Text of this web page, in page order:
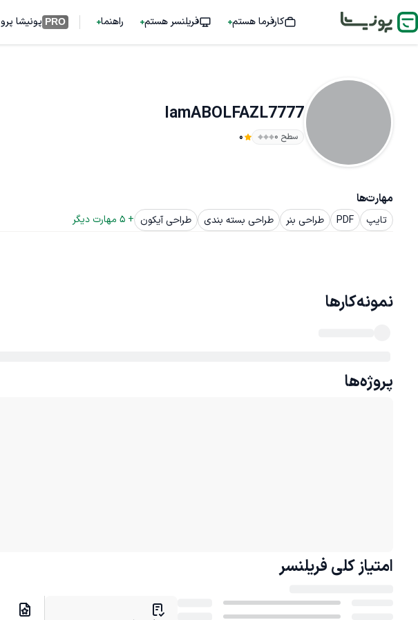
کارفرما هستم فریلنسر هستم راهنما PRO پونیشا پرو
IamABOLFAZL7777
سطح ۰ 0
مهارت‌ها
تایپ PDF طراحی بنر طراحی بسته بندی طراحی آیکون +
5 مهارت دیگر
نمونه‌کارها
پروژه‌ها
امتیاز کلی فریلنسر